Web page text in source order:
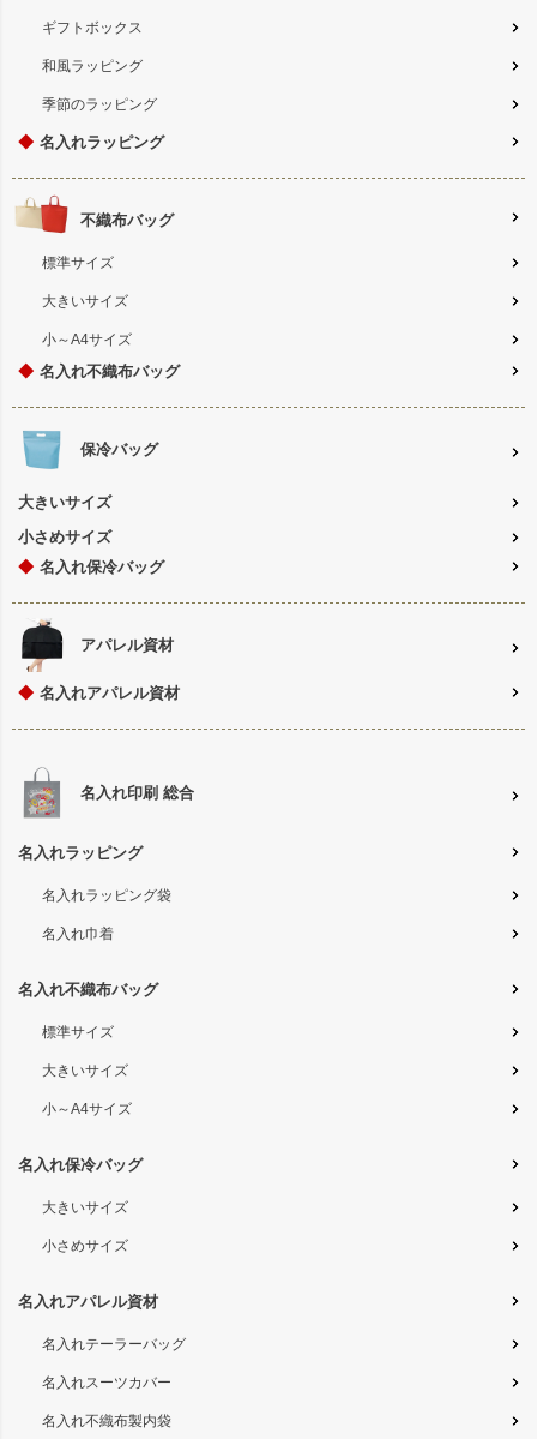
ギフトボックス
和風ラッピング
季節のラッピング
◆ 名入れラッピング
不織布バッグ
標準サイズ
大きいサイズ
小～A4サイズ
◆ 名入れ不織布バッグ
保冷バッグ
大きいサイズ
小さめサイズ
◆ 名入れ保冷バッグ
アパレル資材
◆ 名入れアパレル資材
名入れ印刷 総合
名入れラッピング
名入れラッピング袋
名入れ巾着
名入れ不織布バッグ
標準サイズ
大きいサイズ
小～A4サイズ
名入れ保冷バッグ
大きいサイズ
小さめサイズ
名入れアパレル資材
名入れテーラーバッグ
名入れスーツカバー
名入れ不織布製内袋